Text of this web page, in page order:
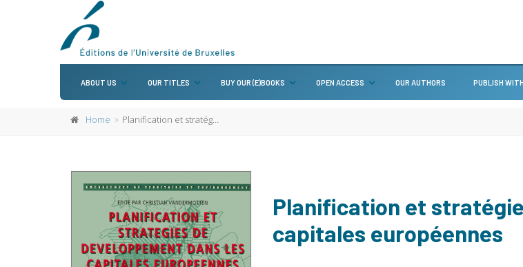
ABOUT US OUR TITLES BUY OUR (E)BOOKS OPEN ACCESS OUR AUTHORS PUBLISH
Home Planification et stratégies de développement dans les capitales européennes
Planification et
capitales européennes